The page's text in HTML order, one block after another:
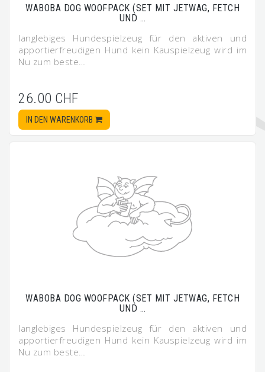
WABOBA DOG WOOFPACK (SET MIT JETWAG, FETCH
UND …
langlebiges Hundespielzeug für den aktiven und
apportierfreudigen Hund kein Kauspielzeug wird im
Nu zum beste…
26.00 CHF
IN DEN WARENKORB
WABOBA DOG WOOFPACK (SET MIT JETWAG, FETCH
UND …
langlebiges Hundespielzeug für den aktiven und
apportierfreudigen Hund kein Kauspielzeug wird im
Nu zum beste…